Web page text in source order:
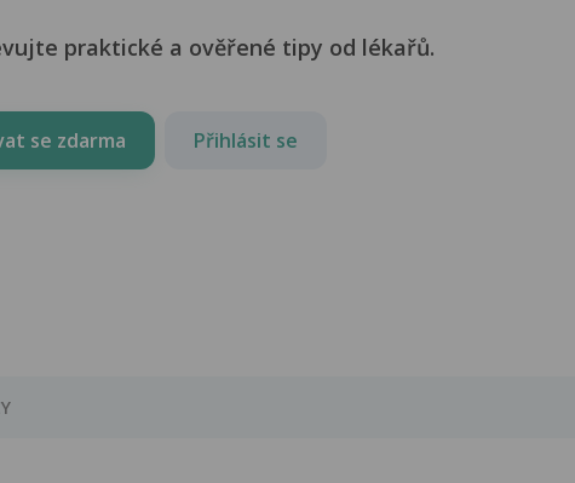
praktické a ověřené tipy od lékařů.
se zdarma Přihlásit se